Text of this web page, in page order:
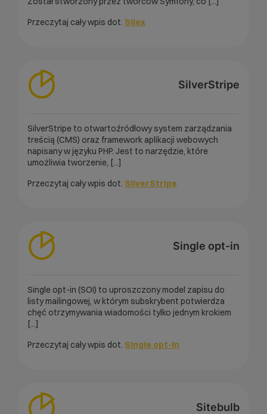
Przeczytaj cały wpis dot. Silex
SilverStripe
SilverStripe to otwartoźródłowy system zarządzania
treścią (CMS) oraz framework aplikacji webowych
napisany w języku PHP. Jest to narzędzie, które
umożliwia tworzenie, [...]
Przeczytaj cały wpis dot. SilverStripe
Single opt-in
Single opt-in (SOI) to uproszczony model zapisu do
listy mailingowej, w którym subskrybent potwierdza
chęć otrzymywania wiadomości tylko jednym krokiem
[...]
Przeczytaj cały wpis dot. Single opt-in
Sitebulb